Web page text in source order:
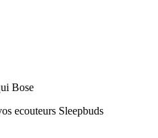
Bose
ecouteurs Sleepbuds